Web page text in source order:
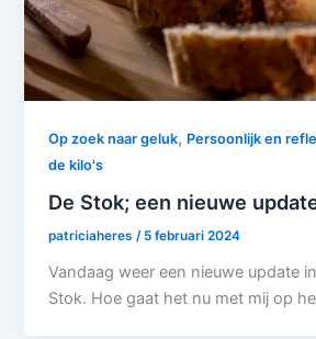
Op zoek naar geluk, Persoonlijk en
de kilo's
De Stok; een nieuwe
patriciaheres/ 5 februari 2024
Vandaag weer een nieuwe update
Stok. Hoe gaat het nu met mij op